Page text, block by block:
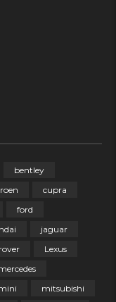
bentley
cupra
ford
jaguar
Lexus
mitsubishi